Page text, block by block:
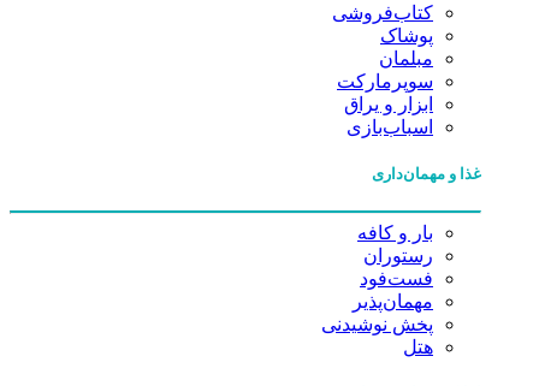
کتاب‌فروشی
پوشاک
مبلمان
سوپرمارکت
ابزار و یراق
اسباب‌بازی
غذا و مهمان‌داری
بار و کافه
رستوران
فست‌فود
مهمان‌پذیر
پخش نوشیدنی
هتل